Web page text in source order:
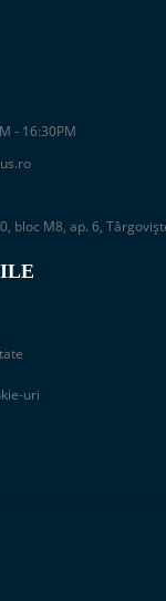
- 16:30PM
bloc M8, ap. 6,
uri